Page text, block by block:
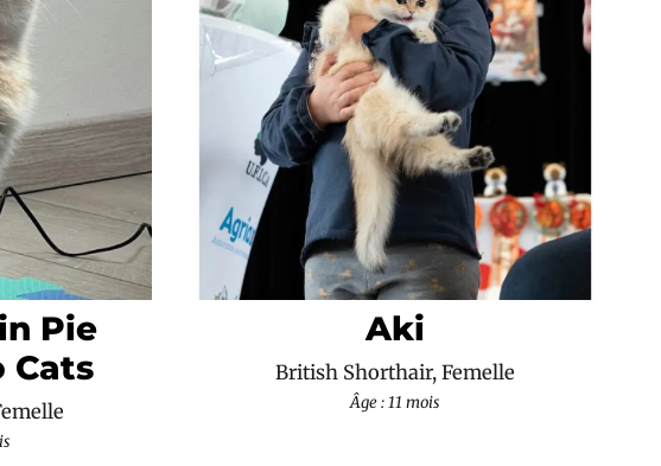
Pie
Cats
Aki
British Shorthair, Femelle
Âge : 11 mois